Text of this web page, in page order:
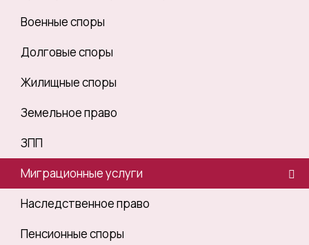
Военные споры
Долговые споры
Жилищные споры
Земельное право
ЗПП
Миграционные услуги
Наследственное право
Пенсионные споры